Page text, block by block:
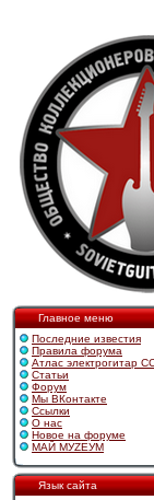
Главное меню
Последние известия
Правила форума
Атлас электрогитар
Статьи
Форум
Мы ВКонтакте
Ссылки
О нас
Новое на форуме
МАЙ МУZЕУМ
Язык сайта